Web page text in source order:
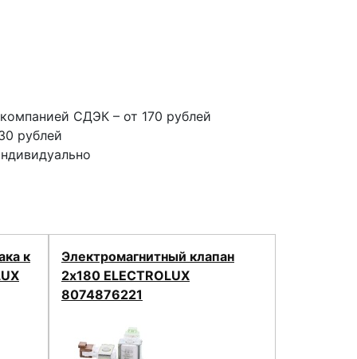
СДЭК – от 170 рублей
рублей
к
Электромагнитный клапан
2x180 ELECTROLUX
8074876221